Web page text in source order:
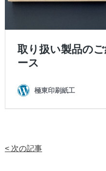
< 次の記事